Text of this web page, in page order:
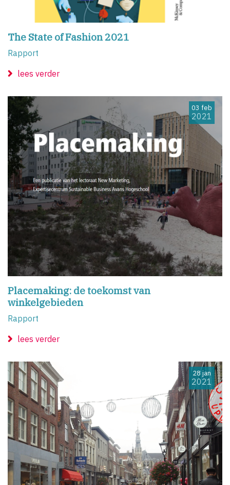
The State of Fashion 2021
Rapport
lees verder
Placemaking: de toekomst van
winkelgebieden
Rapport
03 feb
2021
lees verder
28 jan
2021